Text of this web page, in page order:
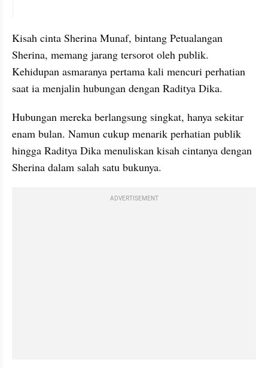
Kisah cinta Sherina Munaf, bintang Petualangan
Sherina, memang jarang tersorot oleh publik.
Kehidupan asmaranya pertama kali mencuri perhatian
saat ia menjalin hubungan dengan Raditya Dika.
Hubungan mereka berlangsung singkat, hanya sekitar
enam bulan. Namun cukup menarik perhatian publik
hingga Raditya Dika menuliskan kisah cintanya dengan
Sherina dalam salah satu bukunya.
ADVERTISEMENT